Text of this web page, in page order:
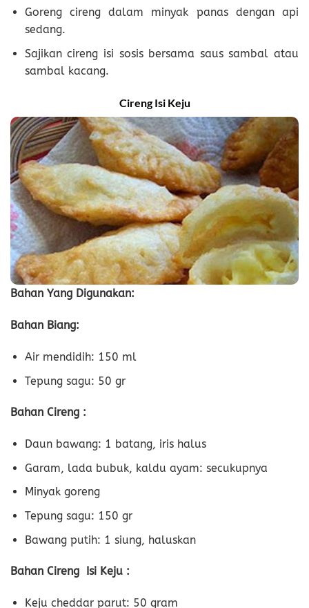
Goreng cireng dalam minyak panas dengan api
sedang.
Sajikan cireng isi sosis bersama saus sambal atau
sambal kacang.
Cireng Isi Keju
Bahan Yang Digunakan:
Bahan Biang:
Air mendidih: 150 ml
Tepung sagu: 50 gr
Bahan Cireng :
Daun bawang: 1 batang, iris halus
Garam, lada bubuk, kaldu ayam: secukupnya
Minyak goreng
Tepung sagu: 150 gr
Bawang putih: 1 siung, haluskan
Bahan Cireng Isi Keju :
Keju cheddar parut: 50 gram